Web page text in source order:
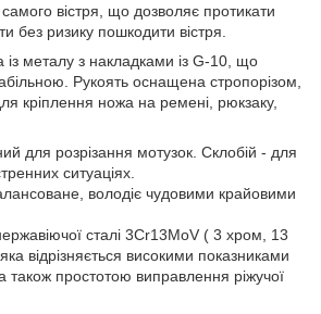
вістря, що дозволяє протикати
без ризику пошкодити вістря.
із металу з накладками із G-10, що
Рукоять оснащена стропорізом,
кріплення ножа на ремені, рюкзаку,
для розрізання мотузок. Склобій - для
ситуаціях.
володіє чудовими крайовими
сталі 3Cr13MoV ( 3 хром, 13
відрізняється високими показниками
а також простотою виправлення ріжучої